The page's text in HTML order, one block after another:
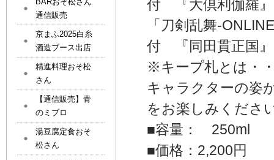
付 『大倶
「刀剣乱舞-
付 『同田貫正国
※キープ札とは・
キャラクターの姿
をお楽しみくださ
■容量： 250ml
■価格：2,200円
通信販売
京まふ2025白糸
酒造ブース出店
精進料理おそ松
さん
【通信販売】青
のミブロ
湯豆腐定食おそ
松さん